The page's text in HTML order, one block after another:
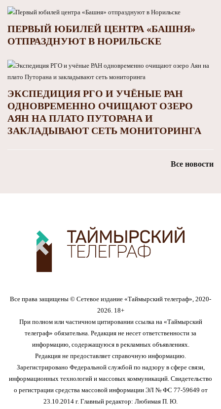
ПЕРВЫЙ ЮБИЛЕЙ ЦЕНТРА «БАШНЯ»
ОТПРАЗДНУЮТ В НОРИЛЬСКЕ
ЭКСПЕДИЦИЯ РГО И УЧЁНЫЕ РАН
ОДНОВРЕМЕННО ОЧИЩАЮТ ОЗЕРО
АЯН НА ПЛАТО ПУТОРАНА И
ЗАКЛАДЫВАЮТ СЕТЬ МОНИТОРИНГА
Все новости
Все права защищены © Сетевое издание «Таймырский телеграф», 2020-
2026. 18+
При полном или частичном цитировании ссылка на «Таймырский
телеграф» обязательна. Редакция не несет ответственности за
информацию, содержащуюся в рекламных объявлениях.
Редакция не предоставляет справочную информацию.
Зарегистрировано Федеральной службой по надзору в сфере связи,
информационных технологий и массовых коммуникаций. Свидетельство
о регистрации средства массовой информации ЭЛ № ФС 77-59649 от
23.10.2014 г. Главный редактор: Любимая П. Ю.